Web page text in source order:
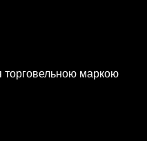
торговельною маркою